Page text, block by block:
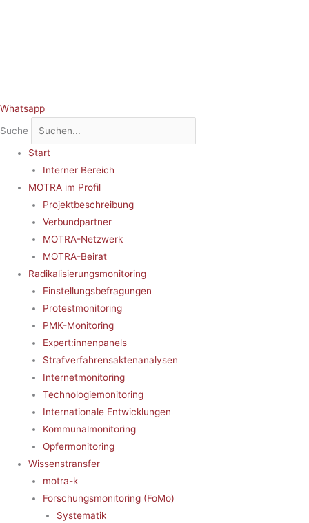
Whatsapp
Suche
Start
Interner Bereich
MOTRA im Profil
Projektbeschreibung
Verbundpartner
MOTRA-Netzwerk
MOTRA-Beirat
Radikalisierungsmonitoring
Einstellungsbefragungen
Protestmonitoring
PMK-Monitoring
Expert:innenpanels
Strafverfahrensaktenanalysen
Internetmonitoring
Technologiemonitoring
Internationale Entwicklungen
Kommunalmonitoring
Opfermonitoring
Wissenstransfer
motra-k
Forschungsmonitoring (FoMo)
Systematik